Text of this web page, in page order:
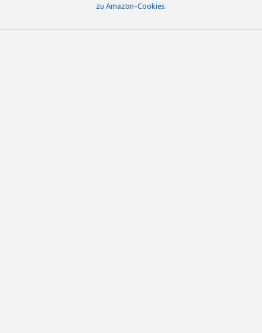
zu Amazon-Cookies.